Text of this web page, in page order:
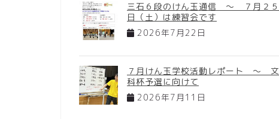
三石６段のけん玉通信 ～ ７月２５
日（土）は練習会です
2026年7月22日
７月けん玉学校活動レポート ～ 文
科杯予選に向けて
2026年7月11日